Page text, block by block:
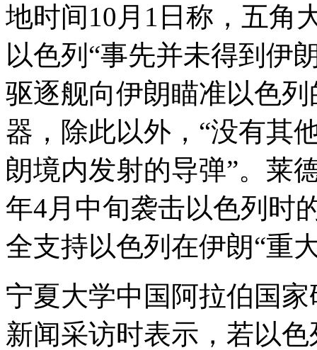
地时间10月1日称，五角
以色列“事先并未得到伊
驱逐舰向伊朗瞄准以色
器，除此以外，“没有其
朗境内发射的导弹”。莱
年4月中旬袭击以色列时
全支持以色列在伊朗“重
宁夏大学中国阿拉伯国
新闻采访时表示，若以